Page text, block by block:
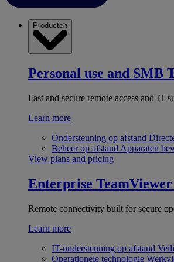
Producten
Personal use and SMB
Fast and secure remote access and IT
Learn more
Ondersteuning op afstand
Beheer op afstand Apparaten
View plans and pricing
Enterprise
Remote connectivity built for secure
Learn more
IT-ondersteuning op afstand
Operationele technologie